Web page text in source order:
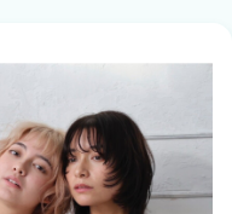
美容師アシスタント
フロント・レセプション